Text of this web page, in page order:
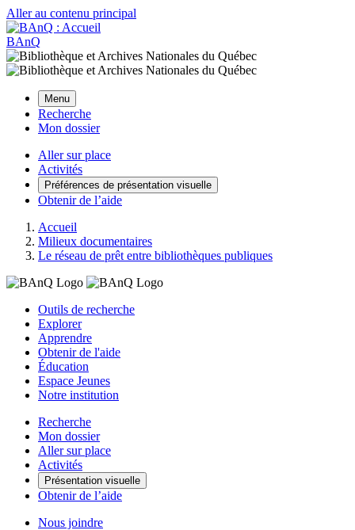
Aller au contenu principal
BAnQ
Menu
Recherche
Mon dossier
Aller sur place
Activités
Préférences de présentation visuelle
Obtenir de l’aide
Accueil
Milieux documentaires
Le réseau de prêt entre bibliothèques publiques
Outils de recherche
Explorer
Apprendre
Obtenir de l'aide
Éducation
Espace Jeunes
Notre institution
Recherche
Mon dossier
Aller sur place
Activités
Présentation visuelle
Obtenir de l’aide
Nous joindre